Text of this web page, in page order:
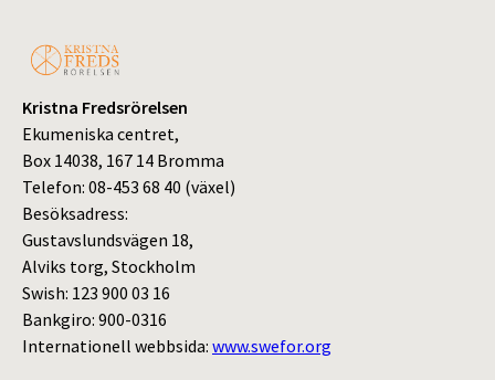
Kristna Fredsrörelsen
Ekumeniska centret,
Box 14038, 167 14 Bromma
Telefon: 08-453 68 40 (växel)
Besöksadress:
Gustavslundsvägen 18,
Alviks torg, Stockholm
Swish: 123 900 03 16
Bankgiro: 900-0316
Internationell webbsida: www.swefor.org